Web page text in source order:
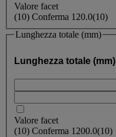
Valore facet
(10) Conferma 120.0(10)
Lunghezza totale (mm)
Lunghezza totale (mm)
Valore facet
(10) Conferma 1200.0(10)